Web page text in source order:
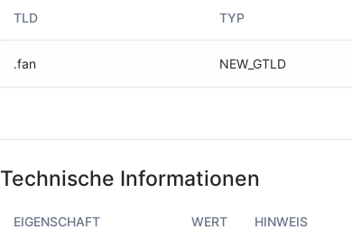
TLD TYP
.fan NEW_GTLD
Technische Informationen
EIGENSCHAFT WERT HINWEIS